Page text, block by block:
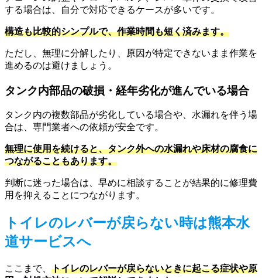
する場合は、自分で対応できるケースが多いです。
構造も比較的シンプルで、作業時間も短く済みます。
ただし、無理に分解したり、原因が特定できないまま作業を
進めるのは避けましょう。
タンク内部品の破損・経年劣化が進んでいる場合
タンク内の複数部品が劣化している場合や、水漏れを伴う場
合は、専門業者への依頼が安全です。
無理に使用を続けると、タンク外への水漏れや床材の腐食に
つながることもあります。
判断に迷った場合は、早めに相談することが結果的に修理費
用を抑えることにつながります。
トイレのレバーが戻らない時は熊本水
道サービスへ
ここまで、 トイレのレバーが戻らないときに起こる症状や原